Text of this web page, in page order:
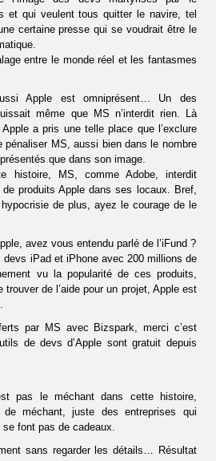
et qui veulent tous quitter le navire, tel
certaine presse qui se voudrait être le
entre le monde réel et les fantasmes
Apple est omniprésent… Un des
même que MS n’interdit rien. Là
a pris une telle place que l’exclure
pénaliser MS, aussi bien dans le nombre
que dans son image.
histoire, MS, comme Adobe, interdit
produits Apple dans ses locaux. Bref,
hypocrisie de plus, ayez le courage de le
avez vous entendu parlé de l’iFund ?
devs iPad et iPhone avec 200 millions de
vu la popularité de ces produits,
trouver de l’aide pour un projet, Apple est
par MS avec Bizspark, merci c’est
de devs d’Apple sont gratuit depuis
pas le méchant dans cette histoire,
méchant, juste des entreprises qui
font pas de cadeaux.
sans regarder les détails… Résultat